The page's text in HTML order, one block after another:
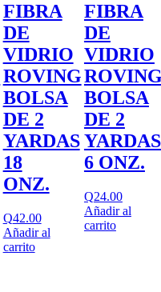
FIBRA
DE
VIDRIO
ROVING
BOLSA
DE 2
YARDAS
18
ONZ.
Q42.00
Añadir al
carrito
FIBRA
DE
VIDRIO
BOLSA
DE 2
YARDAS
6 ONZ.
Q24.00
Añadir al
carrito